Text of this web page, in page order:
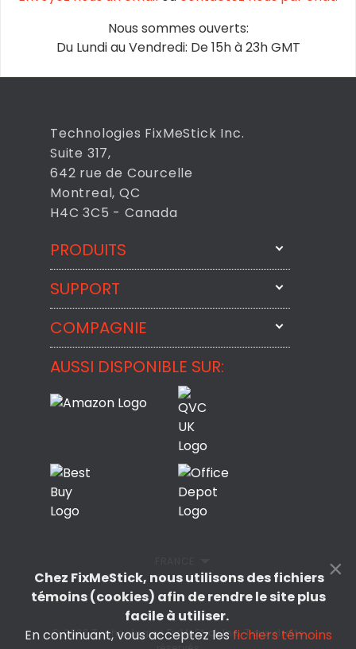
Chez FixMeStick, nous utilisons des fichiers
témoins (cookies) afin de rendre le site plus
facile à utiliser.
En continuant, vous acceptez les fichiers témoins
×
Nous sommes ouverts:
Du Lundi au Vendredi: De 15h à 23h GMT
Technologies FixMeStick Inc.
Suite 317,
642 rue de Courcelle
Montreal, QC
H4C 3C5 - Canada
PRODUITS
FixMeStick
BackMeUp
CheckMeMessage
SUPPORT
Contactez-nous par courriel
COMPAGNIE
À propos
Commentaires des Clients
Politique de confidentialité
Politique de remboursement
AUSSI DISPONIBLE SUR:
© 2026 Technologies FixMeStick Inc. Tous droits